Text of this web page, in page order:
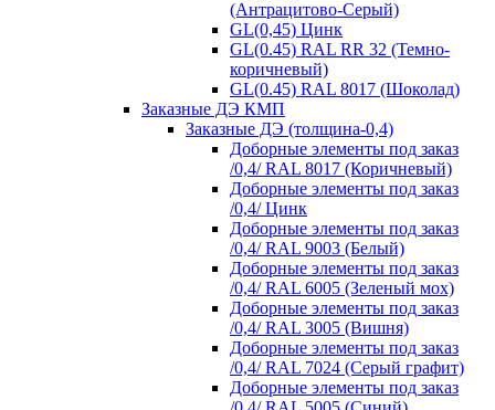
(Антрацитово-Серый)
GL(0,45) Цинк
GL(0.45) RAL RR 32 (Темно-
коричневый)
GL(0.45) RAL 8017 (Шоколад)
Заказные ДЭ КМП
Заказные ДЭ (толщина-0,4)
Доборные элементы под заказ
/0,4/ RAL 8017 (Коричневый)
Доборные элементы под заказ
/0,4/ Цинк
Доборные элементы под заказ
/0,4/ RAL 9003 (Белый)
Доборные элементы под заказ
/0,4/ RAL 6005 (Зеленый мох)
Доборные элементы под заказ
/0,4/ RAL 3005 (Вишня)
Доборные элементы под заказ
/0,4/ RAL 7024 (Серый графит)
Доборные элементы под заказ